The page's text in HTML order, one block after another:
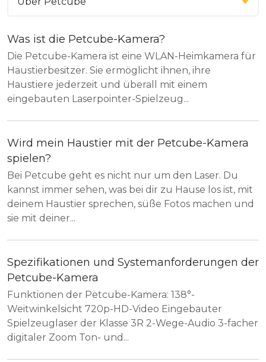
Was ist die Petcube-Kamera?
Die Petcube-Kamera ist eine WLAN-Heimkamera für
Haustierbesitzer. Sie ermöglicht ihnen, ihre
Haustiere jederzeit und überall mit einem
eingebauten Laserpointer-Spielzeug...
Wird mein Haustier mit der Petcube-Kamera
spielen?
Bei Petcube geht es nicht nur um den Laser. Du
kannst immer sehen, was bei dir zu Hause los ist, mit
deinem Haustier sprechen, süße Fotos machen und
sie mit deiner...
Spezifikationen und Systemanforderungen der
Petcube-Kamera
Funktionen der Petcube-Kamera: 138°-
Weitwinkelsicht 720p-HD-Video Eingebauter
Spielzeuglaser der Klasse 3R 2-Wege-Audio 3-facher
digitaler Zoom Ton- und...